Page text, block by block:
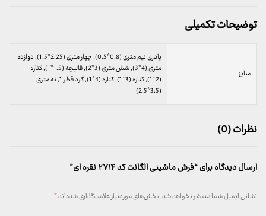
توضیحات تکمیلی
سایز
پادری نیم متری (0.8*0.5), چهار متری (2.25*1.5), دوازده
متری (4*3), شش متری (3*2), قالیچه (1.5*1), کناره
(2*1), کناره (3*1), کناره (4*1), گرد قطر 1, نه متری
(3.5*2.5)
نظرات (0)
ارسال دیدگاه برای “فرش ماشینی الگانت کد ۲۷۱۴ نقره ای”
نشانی ایمیل شما منتشر نخواهد شد.بخش‌های موردنیاز علامت‌گذاری شده‌اند*